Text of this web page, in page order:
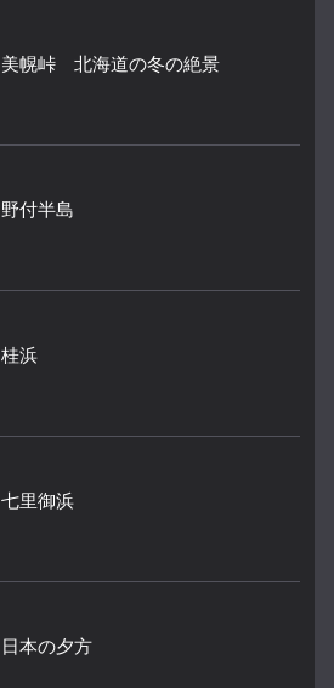
美幌峠 北海道の冬の絶景
野付半島
桂浜
七里御浜
日本の夕方